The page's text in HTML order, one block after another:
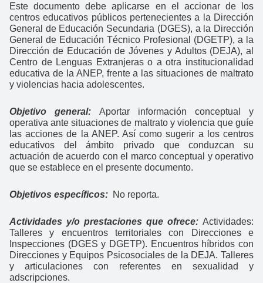
Este documento debe aplicarse en el accionar de los
centros educativos públicos pertenecientes a la Dirección
General de Educación Secundaria (DGES), a la Dirección
General de Educación Técnico Profesional (DGETP), a la
Dirección de Educación de Jóvenes y Adultos (DEJA), al
Centro de Lenguas Extranjeras o a otra institucionalidad
educativa de la ANEP, frente a las situaciones de maltrato
y violencias hacia adolescentes.
Objetivo general: Aportar información conceptual y
operativa ante situaciones de maltrato y violencia que guíe
las acciones de la ANEP. Así como sugerir a los centros
educativos del ámbito privado que conduzcan su
actuación de acuerdo con el marco conceptual y operativo
que se establece en el presente documento.
Objetivos específicos: No reporta.
Actividades y/o prestaciones que ofrece: Actividades:
Talleres y encuentros territoriales con Direcciones e
Inspecciones (DGES y DGETP). Encuentros híbridos con
Direcciones y Equipos Psicosociales de la DEJA. Talleres
y articulaciones con referentes en sexualidad y
adscripciones.